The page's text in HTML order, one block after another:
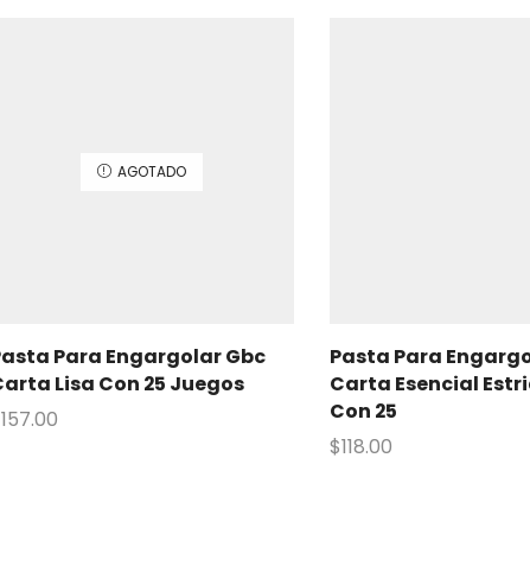
AGOTADO
Para Engargolar Gbc
Lisa Con 25 Juegos
157.00
Pasta Para
Carta Esencial
Con 25
$118.00